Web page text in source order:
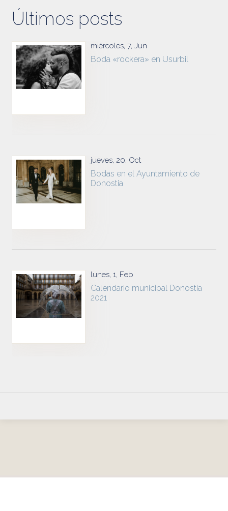
Últimos posts
miércoles, 7, Jun
Boda «rockera» en Usurbil
jueves, 20, Oct
Bodas en el Ayuntamiento de
Donostia
lunes, 1, Feb
Calendario municipal Donostia
2021